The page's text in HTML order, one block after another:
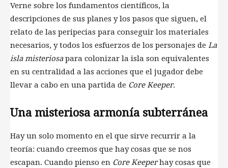
Verne sobre los fundamentos científicos, la
descripciones de sus planes y los pasos que siguen, el
relato de las peripecias para conseguir los materiales
necesarios, y todos los esfuerzos de los personajes de La
isla misteriosapara colonizar la isla son equivalentes
en su centralidad a las acciones que el jugador debe
llevar a cabo en una partida de Core Keeper.
Una misteriosa armonía subterránea
Hay un solo momento en el que sirve recurrir a la
teoría: cuando creemos que hay cosas que se nos
escapan. Cuando pienso en Core Keeperhay cosas que